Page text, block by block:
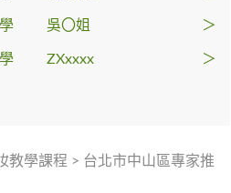
吳〇姐 ＞
ZXxxxx ＞
教學課程 > 台北市中山區專家推